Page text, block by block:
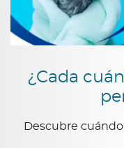
¿Cada
Descubre